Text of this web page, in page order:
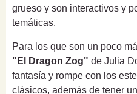
grueso y son interactivos y
temáticas.
Para los que son un poco
"El Dragon Zog" de Julia
fantasía y rompe con los
clásicos, además de tener